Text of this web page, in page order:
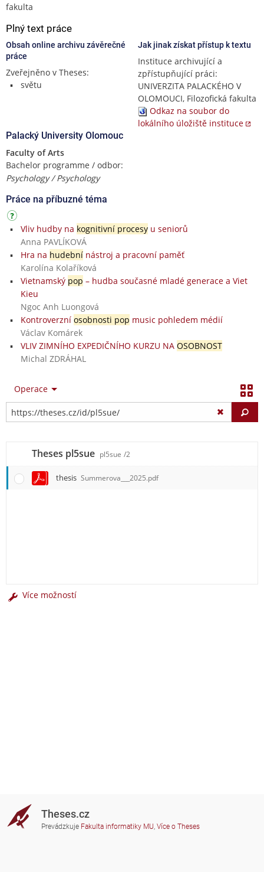
fakulta
Plný text práce
Obsah online archivu závěrečné
práce
Zveřejněno v Theses:
světu
Jak jinak získat přístup k textu
Instituce archivující a
zpřístupňující práci:
UNIVERZITA PALACKÉHO V
OLOMOUCI, Filozofická fakulta
Odkaz na soubor do
lokálního úložiště instituce
Palacký University Olomouc
Faculty of Arts
Bachelor programme / odbor:
Psychology / Psychology
Práce na příbuzné téma
Vliv hudby na kognitivní procesyu seniorů
Anna PAVLÍKOVÁ
Hra na hudebnínástroj a pracovní paměť
Karolína Kolaříková
Vietnamský pop – hudba současné mladé generace a Viet
Kieu
Ngoc Anh Luongová
Kontroverzní osobnosti pop music pohledem médií
Václav Komárek
VLIV ZIMNÍHO EXPEDIČNÍHO KURZU NA OSOBNOST
Michal ZDRÁHAL
Operace
Theses pl5sue pl5sue /2
thesis Summerova___2025.pdf
Více možností
Theses.cz
Prevádzkuje Fakulta informatiky MU, Více o Theses